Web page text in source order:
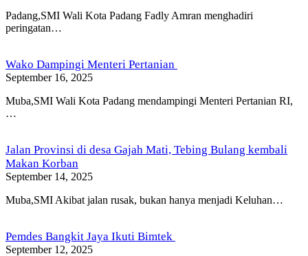
Padang,SMI Wali Kota Padang Fadly Amran menghadiri
peringatan…
Wako Dampingi Menteri Pertanian
September 16, 2025
Muba,SMI Wali Kota Padang mendampingi Menteri Pertanian RI,
…
Jalan Provinsi di desa Gajah Mati, Tebing Bulang kembali
Makan Korban
September 14, 2025
Muba,SMI Akibat jalan rusak, bukan hanya menjadi Keluhan…
Pemdes Bangkit Jaya Ikuti Bimtek
September 12, 2025